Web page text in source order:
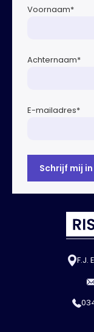
Voornaam*
Achternaam*
E-mailadres*
F.J.